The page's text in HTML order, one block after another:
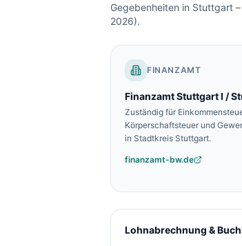
Gegebenheiten in Stuttgart
2026).
FINANZAMT
FinanzamtStuttgart I /
Zuständig für
Körperschaftsteuer und
in Stadtkreis Stuttgart.
finanzamt-bw.de
Lohnabrechnung &